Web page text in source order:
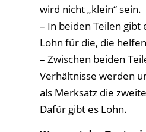
wird nicht „klein“ sein.
– In beiden Teilen gibt
Lohn für die, die
– Zwischen beiden
Verhältnisse werden
als Merksatz die
Dafür gibt es Lohn.